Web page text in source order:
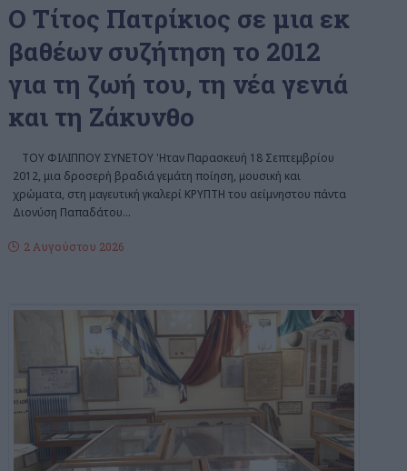
Ο Τίτος Πατρίκιος σε μια εκ
βαθέων συζήτηση το 2012
για τη ζωή του, τη νέα γενιά
και τη Ζάκυνθο
ΤΟΥ ΦΙΛΙΠΠΟΥ ΣΥΝΕΤΟΥ 'Ηταν Παρασκευή 18 Σεπτεμβρίου
2012, μια δροσερή βραδιά γεμάτη ποίηση, μουσική και
χρώματα, στη μαγευτική γκαλερί ΚΡΥΠΤΗ του αείμνηστου πάντα
Διονύση Παπαδάτου…
2 Αυγούστου 2026